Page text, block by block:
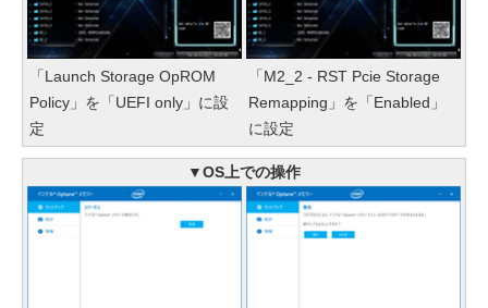
「Launch Storage OpROM
Policy」を「UEFI only」に設
定
「M2_2 - RST Pcie Storage
Remapping」を「Enabled」
に設定
▼OS上での操作